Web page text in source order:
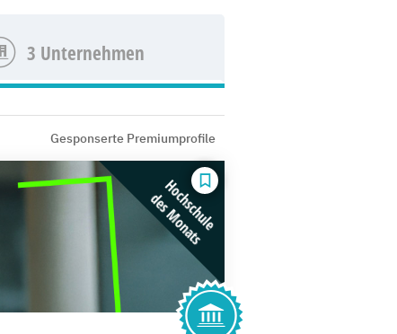
3 Unternehmen
Gesponserte Premiumprofile
Hochschule
des Monats